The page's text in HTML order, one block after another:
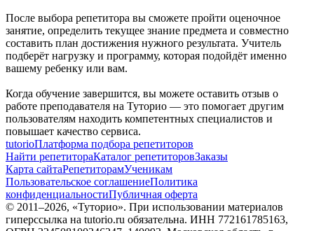
После выбора репетитора вы сможете пройти оценочное
занятие, определить текущее знание предмета и совместно
составить план достижения нужного результата. Учитель
подберёт нагрузку и программу, которая подойдёт именно
вашему ребенку или вам.
Когда обучение завершится, вы можете оставить отзыв о
работе преподавателя на Туторио — это помогает другим
пользователям находить компетентных специалистов и
повышает качество сервиса.
tutorioПлатформа подбора репетиторов
Найти репетитораКаталог репетиторовЗаказы
Карта сайтаРепетиторамУченикам
Пользовательское соглашениеПолитика
конфиденциальностиПубличная оферта
© 2011–2026, «Туторио». При использовании материалов
гиперссылка на tutorio.ru обязательна. ИНН 772161785163,